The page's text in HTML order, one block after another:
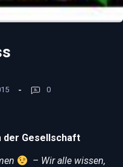
0
der Gesellschaft
– Wir alle wissen,